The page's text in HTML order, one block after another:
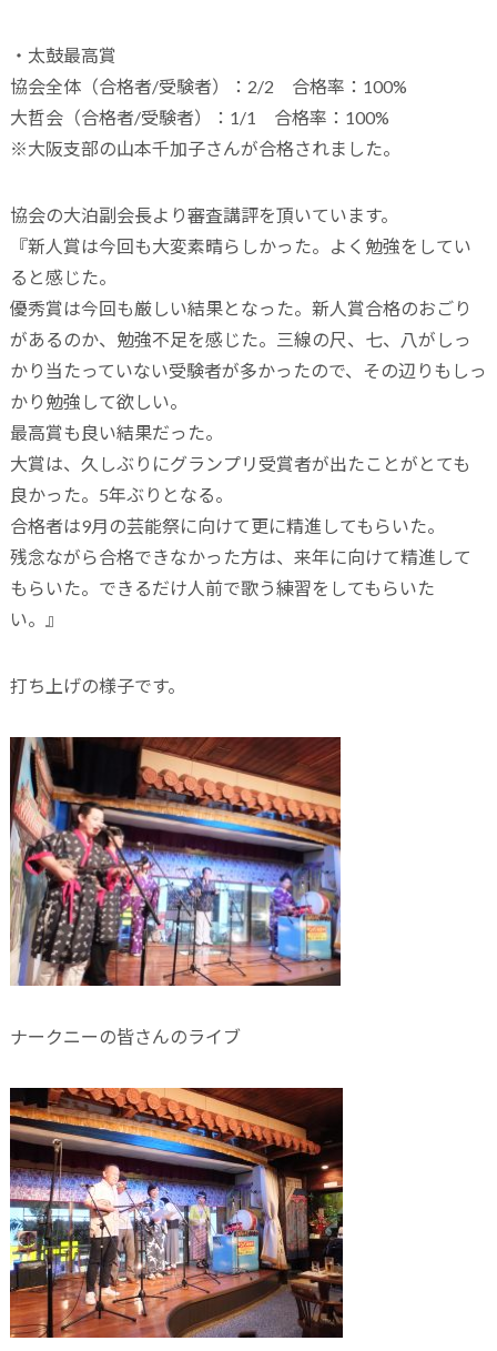
・太鼓最高賞
協会全体（合格者/受験者）：2/2 合格率：100%
大哲会（合格者/受験者）：1/1 合格率：100%
※大阪支部の山本千加子さんが合格されました。
協会の大泊副会長より審査講評を頂いています。
『新人賞は今回も大変素晴らしかった。よく勉強をしてい
ると感じた。
優秀賞は今回も厳しい結果となった。新人賞合格のおごり
があるのか、勉強不足を感じた。三線の尺、七、八がしっ
かり当たっていない受験者が多かったので、その辺りもしっ
かり勉強して欲しい。
最高賞も良い結果だった。
大賞は、久しぶりにグランプリ受賞者が出たことがとても
良かった。5年ぶりとなる。
合格者は9月の芸能祭に向けて更に精進してもらいた。
残念ながら合格できなかった方は、来年に向けて精進して
もらいた。できるだけ人前で歌う練習をしてもらいた
い。』
打ち上げの様子です。
ナークニーの皆さんのライブ